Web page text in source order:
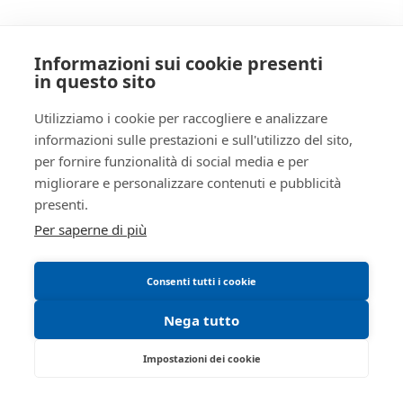
SOGGETTI
Vendite
Giudiziarie
RSSRCC64B29A509I
Istituto vendite giudiziarie di
reggio emilia
0522513174
true
true
Informativa privacy
Trattamento dati personali
Regolamento di partecipazione alle vendite
telematiche
Informativa cookie
Manuale operativo
Informazioni sui cookie presenti
in questo sito
Utilizziamo i cookie per raccogliere e analizzare
informazioni sulle prestazioni e sull'utilizzo del sito,
per fornire funzionalità di social media e per
migliorare e personalizzare contenuti e pubblicità
presenti.
Per saperne di più
Consenti tutti i cookie
Nega tutto
Impostazioni dei cookie